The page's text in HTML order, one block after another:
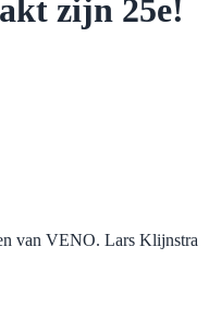
zijn 25e!
van VENO. Lars Klijnstra